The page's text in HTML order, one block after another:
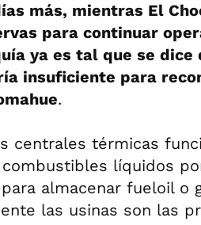
más, mientras El
para continuar
ya es tal que se
insuficiente para
.
centrales térmicas
combustibles líquidos
almacenar fueloil o
las usinas son las